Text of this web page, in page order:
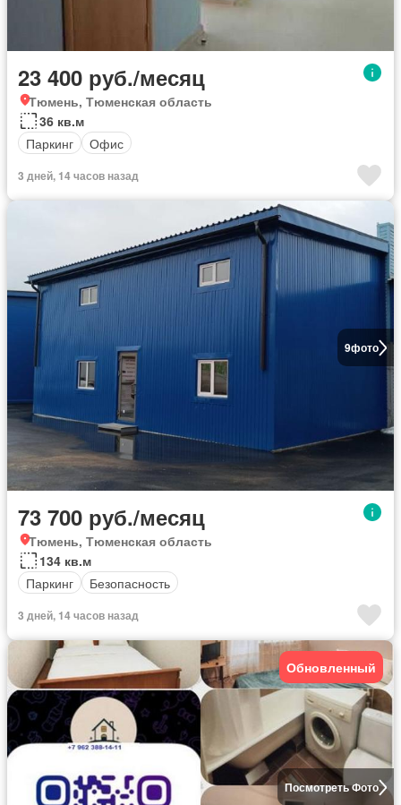
23 400 руб./месяц
Тюмень, Тюменская область
36 кв.м
Паркинг
Офис
3 дней, 14 часов назад
9фото
73 700 руб./месяц
Тюмень, Тюменская область
134 кв.м
Паркинг
Безопасность
3 дней, 14 часов назад
Посмотреть Фото
Обновленный